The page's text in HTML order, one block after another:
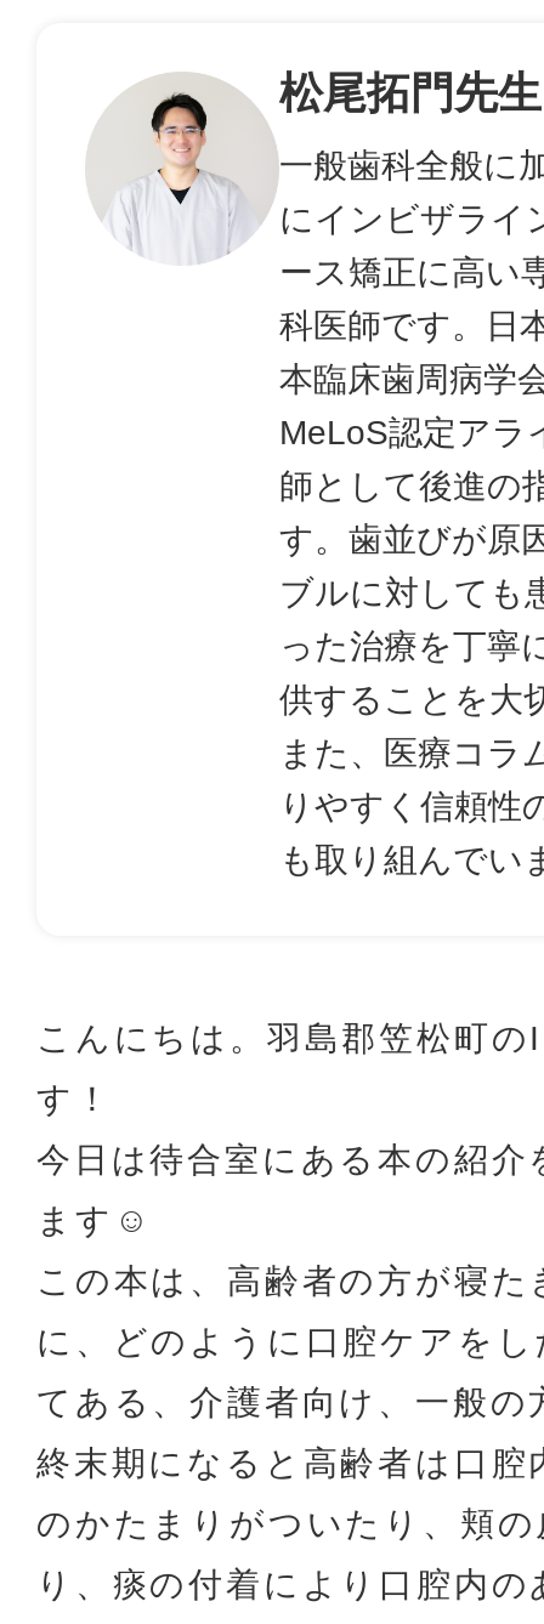
松尾拓門先生
一般歯科全般に
にインビザライ
ース矯正に高い
科医師です。日
本臨床歯周病学
MeLoS認定アラ
師として後進の
す。歯並びが原
ブルに対しても
った治療を丁寧
供することを大
また、医療コラ
りやすく信頼性
も取り組んでい
こんにちは。羽島郡笠松町
す！
今日は待合室にある本の紹
ます☺
この本は、高齢者の方が寝
に、どのように口腔ケアを
てある、介護者向け、一般の
終末期になると高齢者は口腔
のかたまりがついたり、頬
り、痰の付着により口腔内